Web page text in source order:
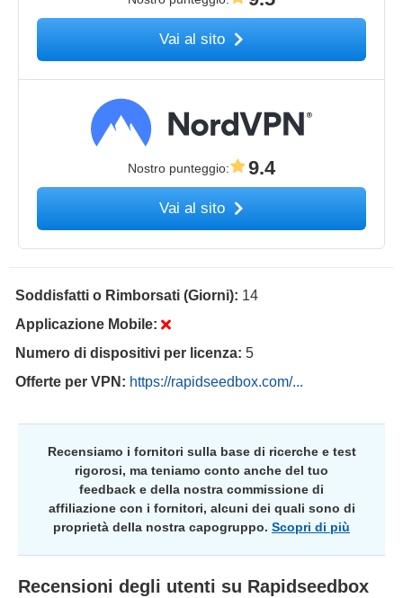
Vai al sito
Nostro punteggio: 9.4
Vai al sito
Soddisfatti o Rimborsati (Giorni): 14
Applicazione Mobile:
Numero di dispositivi per licenza: 5
Offerte per VPN: https://rapidseedbox.com/...
Recensiamo i fornitori sulla base di ricerche e test
rigorosi, ma teniamo conto anche del tuo
feedback e della nostra commissione di
affiliazione con i fornitori, alcuni dei quali sono di
proprietà della nostra capogruppo. Scopri di più
Recensioni degli utenti su Rapidseedbox